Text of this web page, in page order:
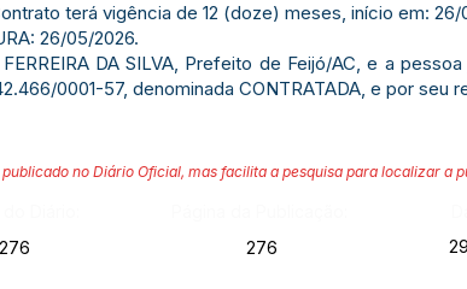
terá vigência de 12 (doze) meses, início em:
26/05/2026.
DA SILVA, Prefeito de Feijó/AC, e a
0001-57, denominada CONTRATADA, e por seu
no Diário Oficial, mas facilita a pesquisa para localizar a
276